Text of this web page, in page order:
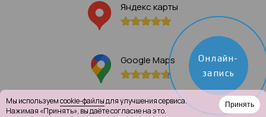
Яндекс карты
Google Maps
Онлайн-
запись
Мы используемcookie-файлыдля улучшения сервиса.
Нажимая «Принять», вы даёте согласие на это.
Принять